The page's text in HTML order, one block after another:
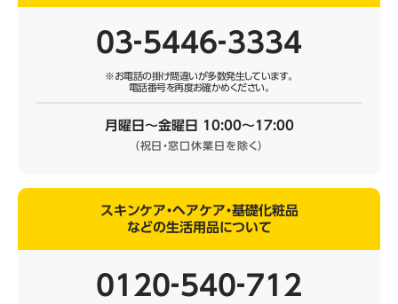
03‐5446‐3334
※お電話の掛け間違いが多数発生しています。
電話番号を再度お確かめください。
月曜日～金曜日 10:00～17:00
（祝日・窓口休業日を除く）
スキンケア・ヘアケア・基礎化粧品
などの生活用品について
0120‐540‐712